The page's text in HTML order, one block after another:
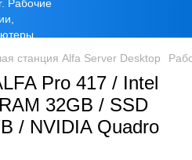
станция Alfa Server Desktop
Pro 417 / Intel
32GB / SSD
/ NVIDIA Quadro